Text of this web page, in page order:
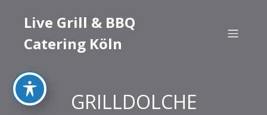
Live Grill & BBQ
Catering Köln
GRILLDOLCHE